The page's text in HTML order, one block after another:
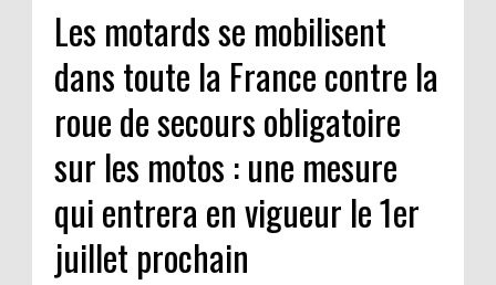
Les motards se mobilisent
dans toute la France contre la
roue de secours obligatoire
sur les motos : une mesure
qui entrera en vigueur le 1er
juillet prochain